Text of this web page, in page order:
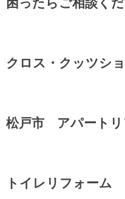
クロス・クッツシ
松戸市 アパートリ
トイレリフォーム